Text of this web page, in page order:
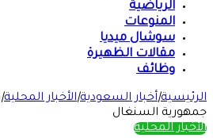
الرياضية
المنوعات
سوشال ميديا
مقالات الظهيرة
وظائف
الرئيسية|أخبار السعودية|الأخبار المحلية|
جمهورية السنغال
الأخبار المحلية